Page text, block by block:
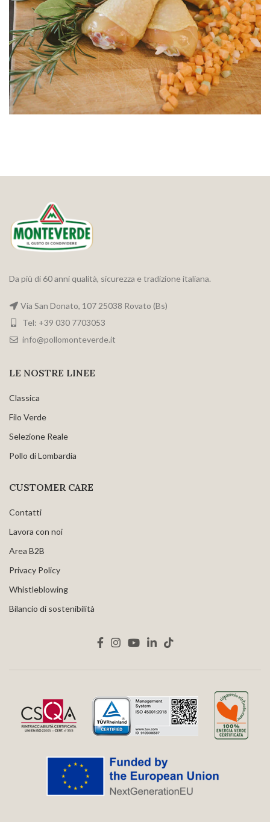
Da più di 60 anni qualità, sicurezza e tradizione italiana.
Via San Donato, 107 25038 Rovato (Bs)
Tel: +39 030 7703053
info@pollomonteverde.it
LE NOSTRE LINEE
Classica
Filo Verde
Selezione Reale
Pollo di Lombardia
CUSTOMER CARE
Contatti
Lavora con noi
Area B2B
Privacy Policy
Whistleblowing
Bilancio di sostenibilità